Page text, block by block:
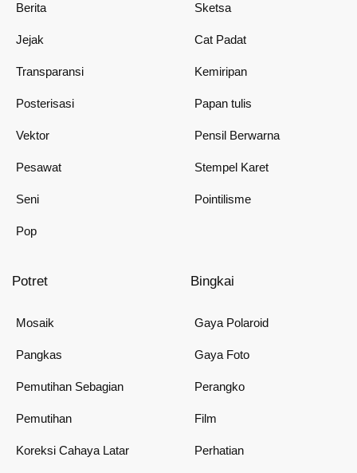
Berita
Jejak
Transparansi
Posterisasi
Vektor
Pesawat
Seni
Pop
Sketsa
Cat Padat
Kemiripan
Papan tulis
Pensil Berwarna
Stempel Karet
Pointilisme
Potret
Mosaik
Pangkas
Pemutihan Sebagian
Pemutihan
Koreksi Cahaya Latar
Bingkai
Gaya Polaroid
Gaya Foto
Perangko
Film
Perhatian